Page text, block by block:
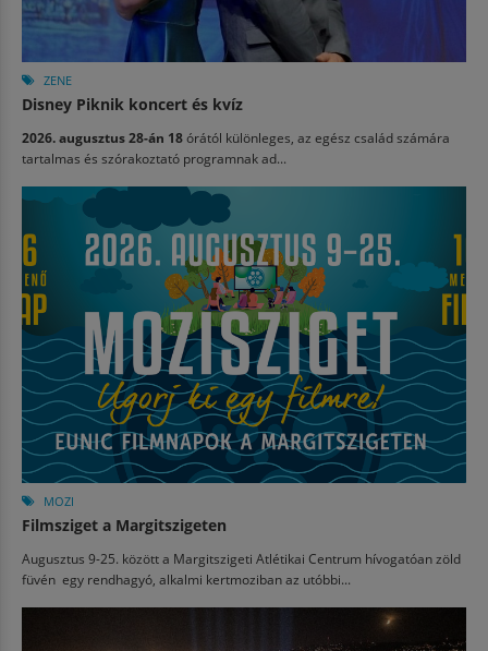
ZENE
Disney Piknik koncert és kvíz
2026. augusztus 28-án 18órától különleges, az egész család számára
tartalmas és szórakoztató programnak ad...
MOZI
Filmsziget a Margitszigeten
Augusztus 9-25. között a Margitszigeti Atlétikai Centrum hívogatóan zöld
füvén egy rendhagyó, alkalmi kertmoziban az utóbbi...